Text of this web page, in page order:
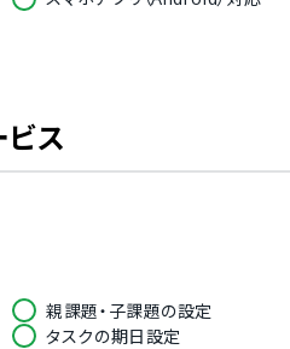
アカウント権限
ポルトガル語
スウェーデン語
ビス
親課題・子課題の設定
タスクの期日設定